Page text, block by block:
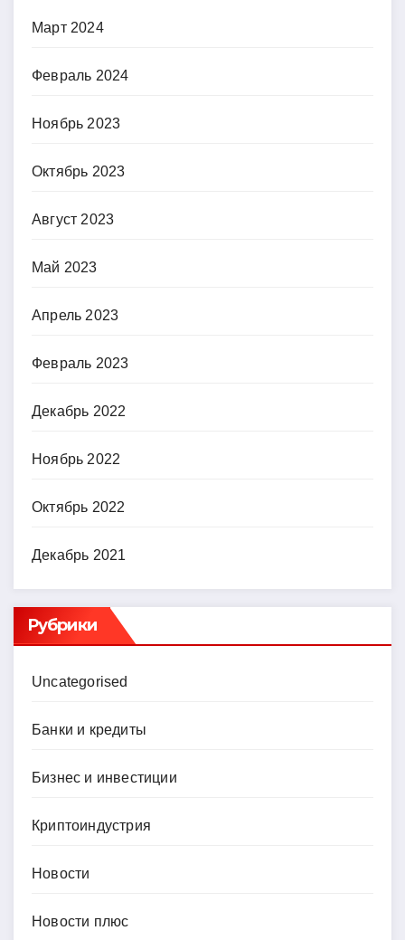
Март 2024
Февраль 2024
Ноябрь 2023
Октябрь 2023
Август 2023
Май 2023
Апрель 2023
Февраль 2023
Декабрь 2022
Ноябрь 2022
Октябрь 2022
Декабрь 2021
Рубрики
Uncategorised
Банки и кредиты
Бизнес и инвестиции
Криптоиндустрия
Новости
Новости плюс